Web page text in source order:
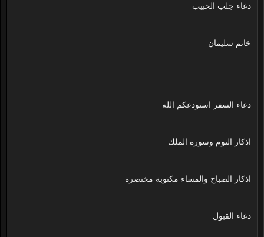
دعاء جلب الحبيب
خاتم سليمان
دعاء السفر استودعكم الله
اذكار النوم وسورة الملك
اذكار الصباح والمساء مكتوبة مختصرة
دعاء القبول